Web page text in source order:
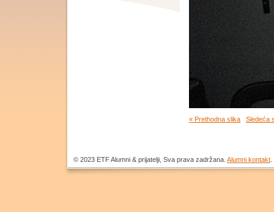
« Prethodna slika Sledeća
© 2023 ЕТF Alumni & prijatelji, Sva prava zadržana. Alumni kontakt